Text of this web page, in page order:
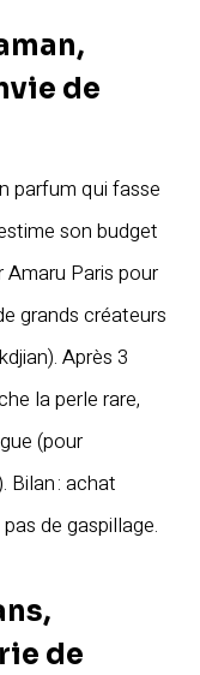
de
parfum qui fasse
son budget
Amaru Paris pour
grands créateurs
Après 3
la perle rare,
(pour
Bilan : achat
de gaspillage.
de